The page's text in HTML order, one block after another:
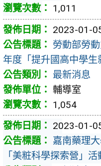
1,011
2023-01-
勞動部勞
年度「提升國高中學
最新消息
輔導室
1,054
2023-01-
嘉南藥理
「美粧科學探索營」活